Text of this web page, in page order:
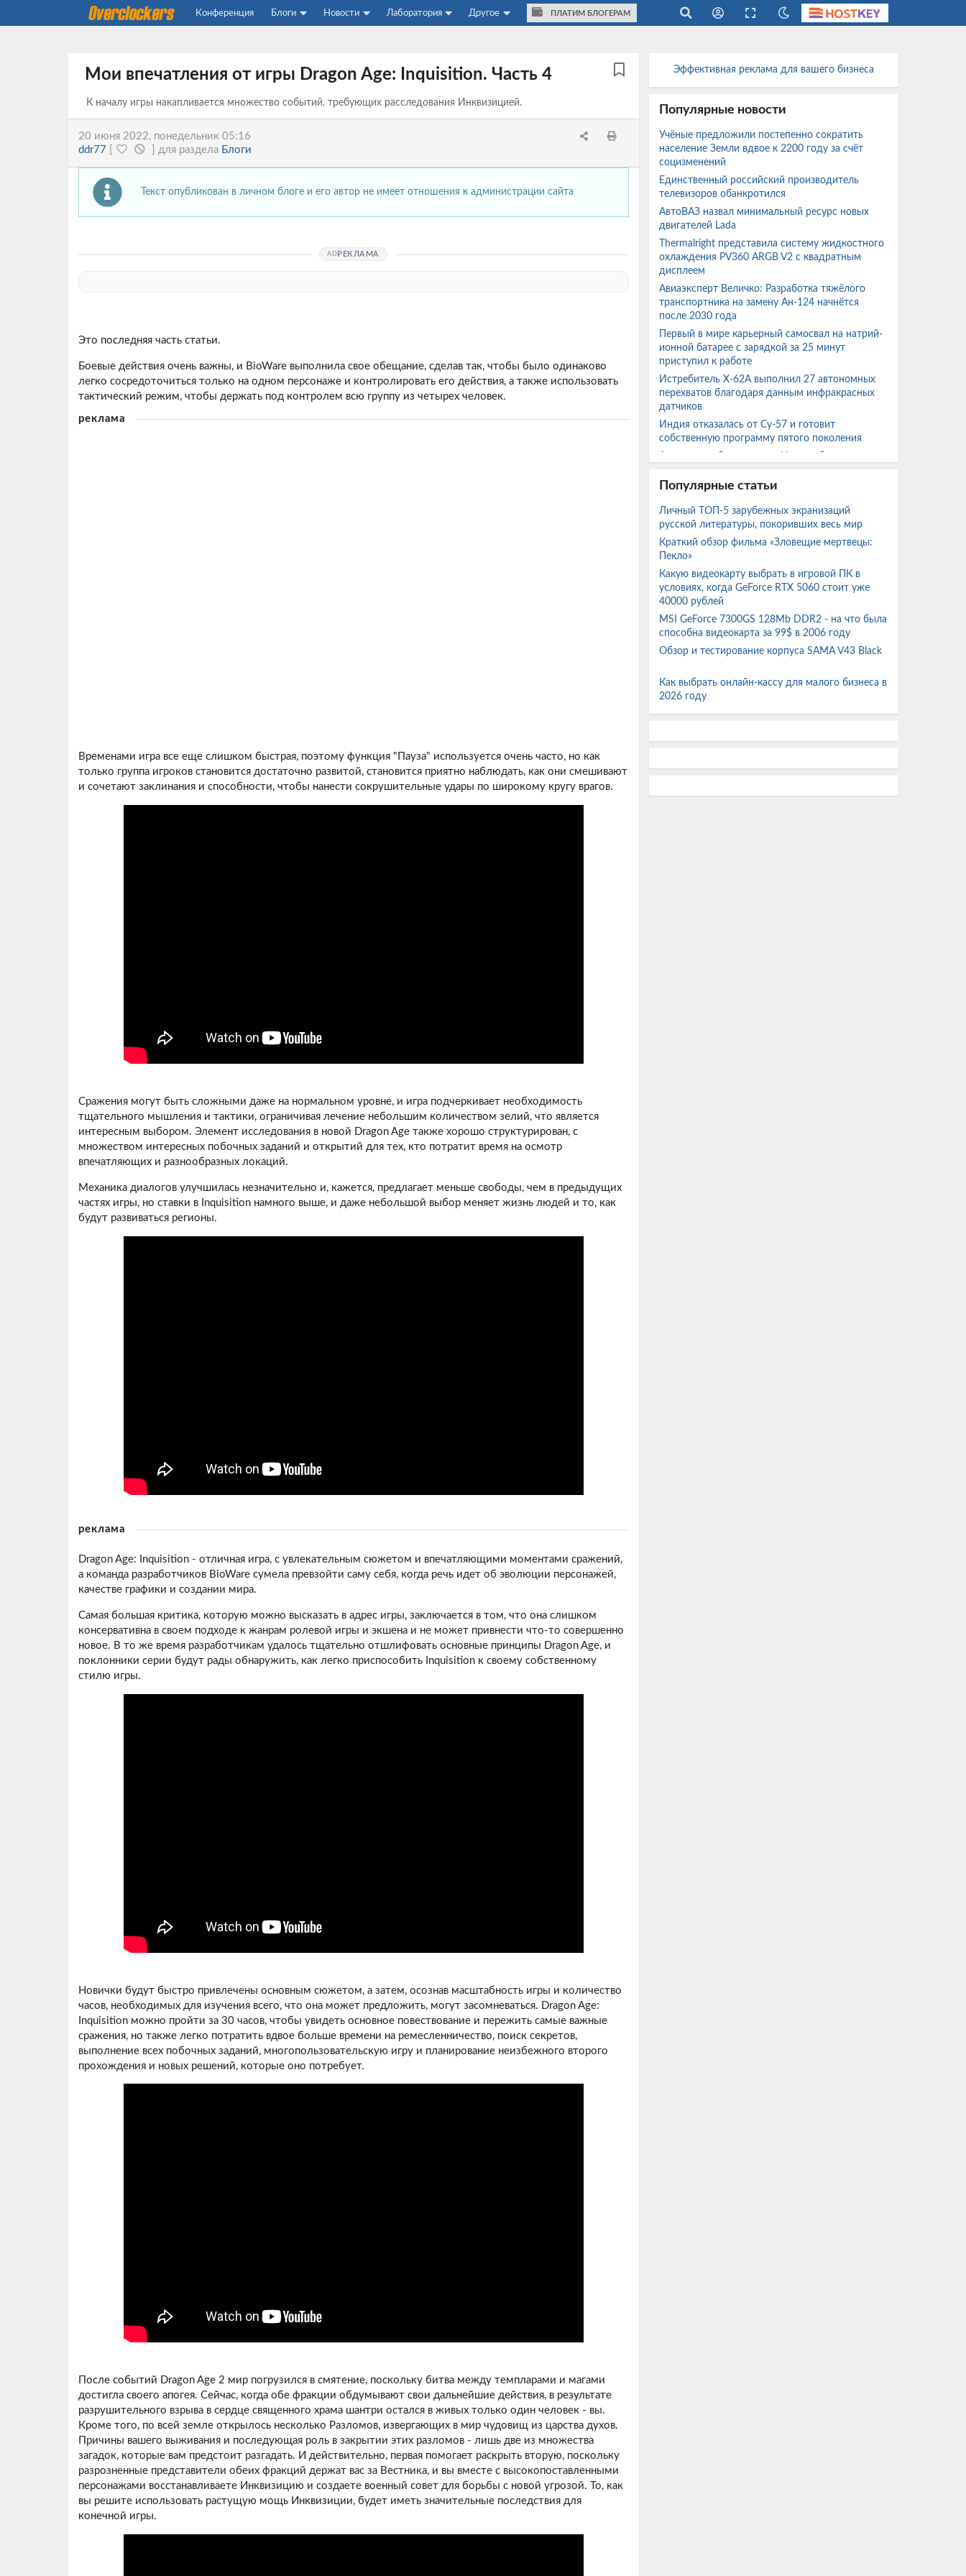
Конференция Блоги Новости Лаборатория Другое ПЛАТИМ БЛОГЕРАМ
Мои впечатления от игры Dragon Age: Inquisition. Часть 4
К началу игры накапливается множество событий, требующих расследования Инквизицией.
20 июня 2022, понедельник 05:16
ddr77
для раздела Блоги
Текст опубликован в личном блоге и его автор не имеет отношения к администрации сайта
РЕКЛАМА
Это последняя часть статьи.
Боевые действия очень важны, и BioWare выполнила свое обещание, сделав так, чтобы было одинаково
легко сосредоточиться только на одном персонаже и контролировать его действия, а также использовать
тактический режим, чтобы держать под контролем всю группу из четырех человек.
реклама
Временами игра все еще слишком быстрая, поэтому функция "Пауза" используется очень часто, но как
только группа игроков становится достаточно развитой, становится приятно наблюдать, как они смешивают
и сочетают заклинания и способности, чтобы нанести сокрушительные удары по широкому кругу врагов.
Сражения могут быть сложными даже на нормальном уровне, и игра подчеркивает необходимость
тщательного мышления и тактики, ограничивая лечение небольшим количеством зелий, что является
интересным выбором. Элемент исследования в новой Dragon Age также хорошо структурирован, с
множеством интересных побочных заданий и открытий для тех, кто потратит время на осмотр
впечатляющих и разнообразных локаций.
Механика диалогов улучшилась незначительно и, кажется, предлагает меньше свободы, чем в предыдущих
частях игры, но ставки в Inquisition намного выше, и даже небольшой выбор меняет жизнь людей и то, как
будут развиваться регионы.
реклама
Dragon Age: Inquisition - отличная игра, с увлекательным сюжетом и впечатляющими моментами сражений,
а команда разработчиков BioWare сумела превзойти саму себя, когда речь идет об эволюции персонажей,
качестве графики и создании мира.
Самая большая критика, которую можно высказать в адрес игры, заключается в том, что она слишком
консервативна в своем подходе к жанрам ролевой игры и экшена и не может привнести что-то совершенно
новое. В то же время разработчикам удалось тщательно отшлифовать основные принципы Dragon Age, и
поклонники серии будут рады обнаружить, как легко приспособить Inquisition к своему собственному
стилю игры.
Новички будут быстро привлечены основным сюжетом, а затем, осознав масштабность игры и количество
часов, необходимых для изучения всего, что она может предложить, могут засомневаться. Dragon Age:
Inquisition можно пройти за 30 часов, чтобы увидеть основное повествование и пережить самые важные
сражения, но также легко потратить вдвое больше времени на ремесленничество, поиск секретов,
выполнение всех побочных заданий, многопользовательскую игру и планирование неизбежного второго
прохождения и новых решений, которые оно потребует.
После событий Dragon Age 2 мир погрузился в смятение, поскольку битва между темпларами и магами
достигла своего апогея. Сейчас, когда обе фракции обдумывают свои дальнейшие действия, в результате
разрушительного взрыва в сердце священного храма шантри остался в живых только один человек - вы.
Кроме того, по всей земле открылось несколько Разломов, извергающих в мир чудовищ из царства духов.
Причины вашего выживания и последующая роль в закрытии этих разломов - лишь две из множества
загадок, которые вам предстоит разгадать. И действительно, первая помогает раскрыть вторую, поскольку
разрозненные представители обеих фракций держат вас за Вестника, и вы вместе с высокопоставленными
персонажами восстанавливаете Инквизицию и создаете военный совет для борьбы с новой угрозой. То, как
вы решите использовать растущую мощь Инквизиции, будет иметь значительные последствия для
конечной игры.
Эффективная реклама для вашего бизнеса
Популярные новости
Учёные предложили постепенно сократить
население Земли вдвое к 2200 году за счёт
социзменений
Единственный российский производитель
телевизоров обанкротился
АвтоВАЗ назвал минимальный ресурс новых
двигателей Lada
Thermalright представила систему жидкостного
охлаждения PV360 ARGB V2 с квадратным
дисплеем
Авиаэксперт Величко: Разработка тяжёлого
транспортника на замену Ан-124 начнётся
после 2030 года
Первый в мире карьерный самосвал на натрий-
ионной батарее с зарядкой за 25 минут
приступил к работе
Истребитель X-62A выполнил 27 автономных
перехватов благодаря данным инфракрасных
датчиков
Индия отказалась от Су-57 и готовит
собственную программу пятого поколения
2000 титановых болтов в суперкаре Pagani
Энтузиаст собрал ПК на Core i7-3770 с RX 580
перехода под контроль Саудовской Аравии
У Сахалина впервые выловили 500 кг
Фильм «Человек-паук: Новый день» собрал
рекорд
тонн монет и 115 кг золота
На Земле заканчиваются запасы речного песка:
Популярные статьи
Личный ТОП-5 зарубежных экранизаций
русской литературы, покоривших весь мир
Краткий обзор фильма «Зловещие мертвецы:
Пекло»
Какую видеокарту выбрать в игровой ПК в
условиях, когда GeForce RTX 5060 стоит уже
40000 рублей
MSI GeForce 7300GS 128Mb DDR2 - на что была
способна видеокарта за 99$ в 2006 году
Обзор и тестирование корпуса SAMA V43 Black
Как выбрать онлайн-кассу для малого бизнеса в
2026 году